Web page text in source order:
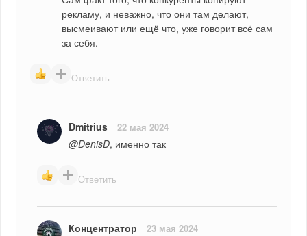
рекламу, и неважно, что они там делают,
высмеивают или ещё что, уже говорит всё сам
за себя.
Ответить
Dmitrius 22 мая 2024
@DenisD, именно так
Ответить
Концентратор 23 мая 2024